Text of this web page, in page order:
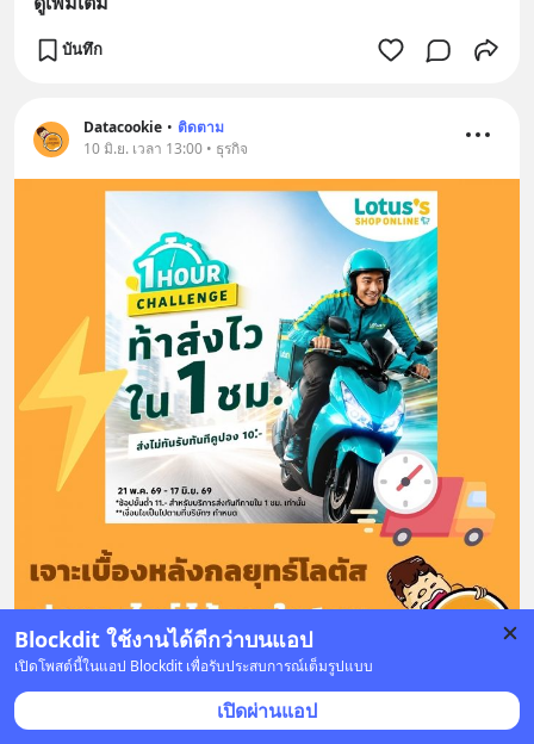
Blockdit ใช้งานได้ดีกว่าบนแอป
เปิดโพสต์นี้ในแอป Blockdit เพื่อรับประสบการณ์เต็มรูปแบบ
เปิดผ่านแอป
บันทึก
Datacookie • ติดตาม
10 มิ.ย. เวลา 13:00 • ธุรกิจ
เจาะเบื้องหลังกลยุทธ์โลตัสส่งออนไลน์ได้ของ